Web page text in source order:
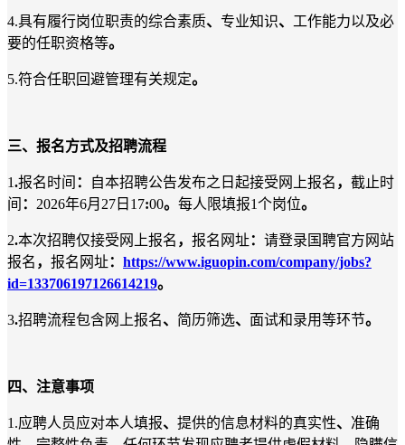
4.具有履行岗位职责的综合素质、 专业知识、 工作能力以及必
要的任职资格等。
5.符合任职回避管理有关规定。
三、 报名方式及招聘流程
1.报名时间 ： 自本招聘公告发布之日起接受网上报名 ， 截止时
间 ： 2026年6月27日17:00。 每人限填报1个岗位。
2.本次招聘仅接受网上报名 ， 报名网址： 请登录国聘官方网站
报名 ， 报名网址： https://www.iguopin.com/company/jobs?
id=133706197126614219。
3.招聘流程包含网上报名、 简历筛选、 面试和录用等环节。
四、 注意事项
1.应聘人员应对本人填报、 提供的信息材料的真实性、 准确